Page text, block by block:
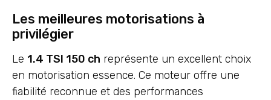
Les meilleures motorisations à
privilégier
Le 1.4 TSI 150 ch représente un excellent choix
en motorisation essence. Ce moteur offre une
fiabilité reconnue et des performances